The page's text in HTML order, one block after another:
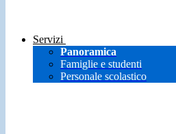
Servizi
Panoramica
Famiglie e studenti
Personale scolastico